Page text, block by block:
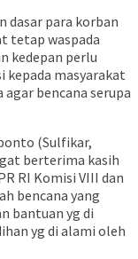
dasar para korban
tetap waspada
kedepan perlu
kepada masyarakat
bencana serupa
(Sulfikar,
berterima kasih
RI Komisi VIII dan
bencana yang
bantuan yg di
yg di alami oleh